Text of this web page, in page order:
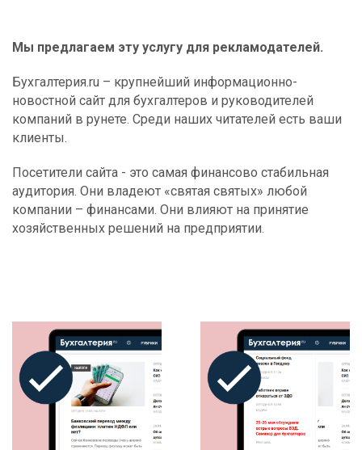
Мы предлагаем эту услугу для рекламодателей.
Бухгалтерия.ru – крупнейший информационно-
новостной сайт для бухгалтеров и руководителей
компаний в рунете. Среди наших читателей есть ваши
клиенты.
Посетители сайта - это самая финансово стабильная
аудитория. Они владеют «святая святых» любой
компании – финансами. Они влияют на принятие
хозяйственных решений на предприятии.